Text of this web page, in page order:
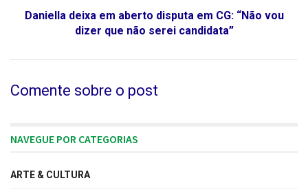
Daniella deixa em aberto disputa em CG: “Não vou
dizer que não serei candidata”
Comente sobre o post
NAVEGUE POR CATEGORIAS
ARTE & CULTURA